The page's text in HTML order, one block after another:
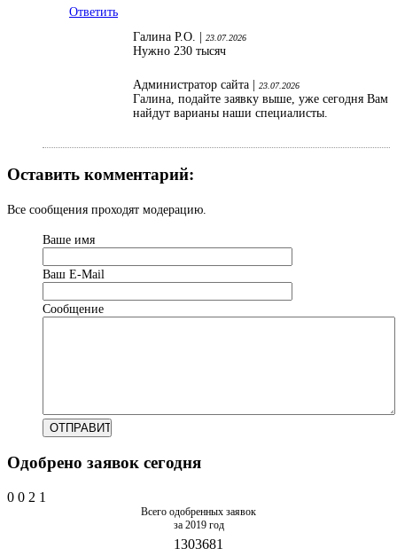
Ответить
Галина Р.О. |
23.07.2026
Нужно 230 тысяч
Администратор сайта | 23.07.2026
Галина, подайте заявку выше, уже сегодня Вам
найдут варианы наши специалисты.
Оставить комментарий:
Все сообщения проходят модерацию.
Ваше имя
Ваш Е-Mail
Сообщение
Одобрено заявок сегодня
0 0 2 1
Всего одобренных заявок
за 2019 год
1303681